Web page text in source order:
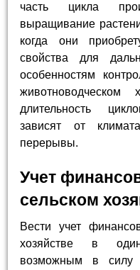
часть цикла
выращивание
когда они
свойства для
особенностям
животноводческом
длительность
зависят от
перерывы.
Учет
сельском
Вести учет
хозяйстве в
возможным в силу